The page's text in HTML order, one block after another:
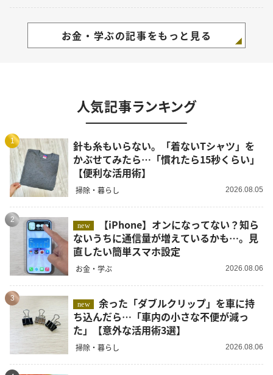
お金・学ぶの記事をもっと見る
人気記事ランキング
1
針も糸もいらない。「着ないTシャツ」を
かぶせてみたら…「慣れたら15秒くらい」
【便利な活用術】
掃除・暮らし 2026.08.05
2
new
ないうちに通信量が増えているかも…。見
直したい簡単スマホ設定
お金・学ぶ 2026.08.06
3
new
余った「ダブルクリップ」を車に持
ち込んだら…「車内の小さな不便が減っ
た」【意外な活用術3選】
掃除・暮らし 2026.08.06